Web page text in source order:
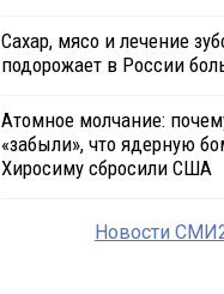
Сахар, мясо и лечение
подорожает в России
Атомное молчание:
«забыли», что ядерную
Хиросиму сбросили США
Новости